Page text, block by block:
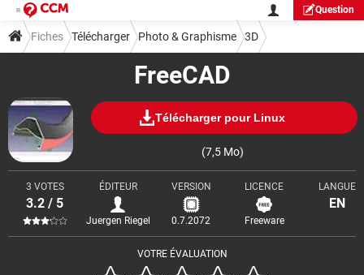
Question
FreeCAD
Télécharger pour Linux
(7,5 Mo)
VOTRE ÉVALUATION
3 VOTES
3.2 / 5
ÉDITEUR
Juergen Riegel
VERSION
0.7.2072
LICENCE
Freeware
LANGUE
EN
Fiches Télécharger Photo & Graphisme 3D